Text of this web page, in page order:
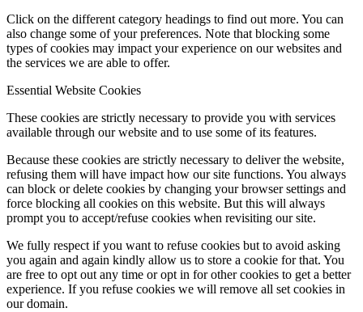
Click on the different category headings to find out more. You can
also change some of your preferences. Note that blocking some
types of cookies may impact your experience on our websites and
the services we are able to offer.
Essential Website Cookies
These cookies are strictly necessary to provide you with services
available through our website and to use some of its features.
Because these cookies are strictly necessary to deliver the website,
refusing them will have impact how our site functions. You always
can block or delete cookies by changing your browser settings and
force blocking all cookies on this website. But this will always
prompt you to accept/refuse cookies when revisiting our site.
We fully respect if you want to refuse cookies but to avoid asking
you again and again kindly allow us to store a cookie for that. You
are free to opt out any time or opt in for other cookies to get a better
experience. If you refuse cookies we will remove all set cookies in
our domain.